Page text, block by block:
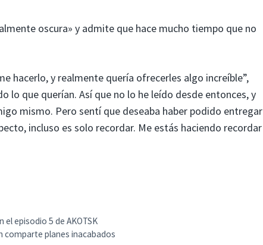
oscura» y admite que hace mucho tiempo que no
hacerlo, y realmente quería ofrecerles algo increíble”,
lo que querían. Así que no lo he leído desde entonces, y
mismo. Pero sentí que deseaba haber podido entregar
incluso es solo recordar. Me estás haciendo recordar
episodio 5 de AKOTSK
comparte planes inacabados